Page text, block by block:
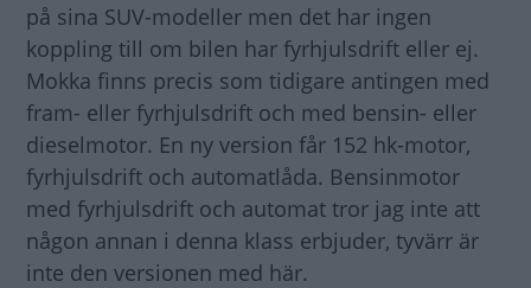
på sina SUV-modeller men det har ingen
koppling till om bilen har fyrhjulsdrift eller ej.
Mokka finns precis som tidigare antingen med
fram- eller fyrhjulsdrift och med bensin- eller
dieselmotor. En ny version får 152 hk-motor,
fyrhjulsdrift och automatlåda. Bensinmotor
med fyrhjulsdrift och automat tror jag inte att
någon annan i denna klass erbjuder, tyvärr är
inte den versionen med här.